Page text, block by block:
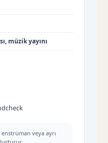
müzik yayını
veya ayrı